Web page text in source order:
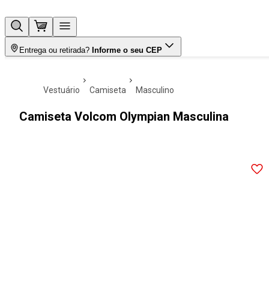
Entrega ou retirada? Informe o seu CEP
vestuário camiseta masculino
Camiseta Volcom Olympian Masculina